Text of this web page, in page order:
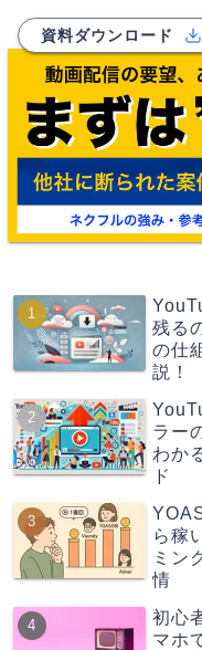
資料ダウンロード
残る
の仕
説！
ラー
わか
ド
ら稼
ミン
情
初心
マホ